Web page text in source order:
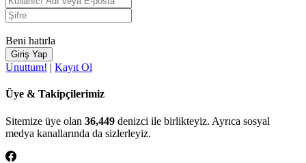
Beni hatırla
Unuttum! | Kayıt Ol
Üye & Takipçilerimiz
Sitemize üye olan 36,449 denizci ile birlikteyiz. Ayrıca sosyal
medya kanallarında da sizlerleyiz.